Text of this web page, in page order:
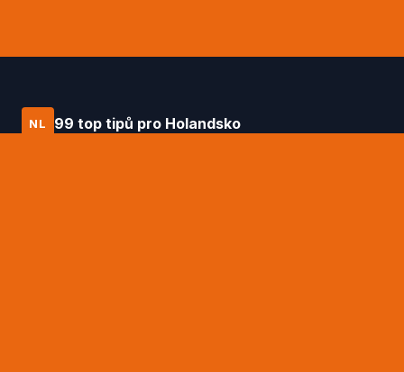
NL 99 top tipů pro Holandsko